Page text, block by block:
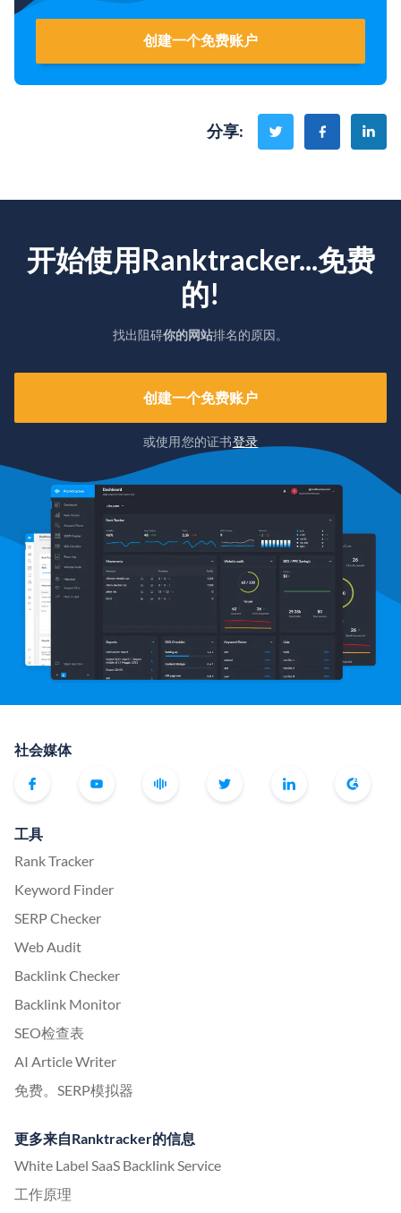
创建一个免费账户
分享:
开始使用Ranktracker...免费
的!
找出阻碍你的网站排名的原因。
创建一个免费账户
或使用您的证书登录
社会媒体
工具
Rank Tracker
Keyword Finder
SERP Checker
Web Audit
Backlink Checker
Backlink Monitor
SEO检查表
AI Article Writer
免费。SERP模拟器
更多来自Ranktracker的信息
White Label SaaS Backlink Service
工作原理